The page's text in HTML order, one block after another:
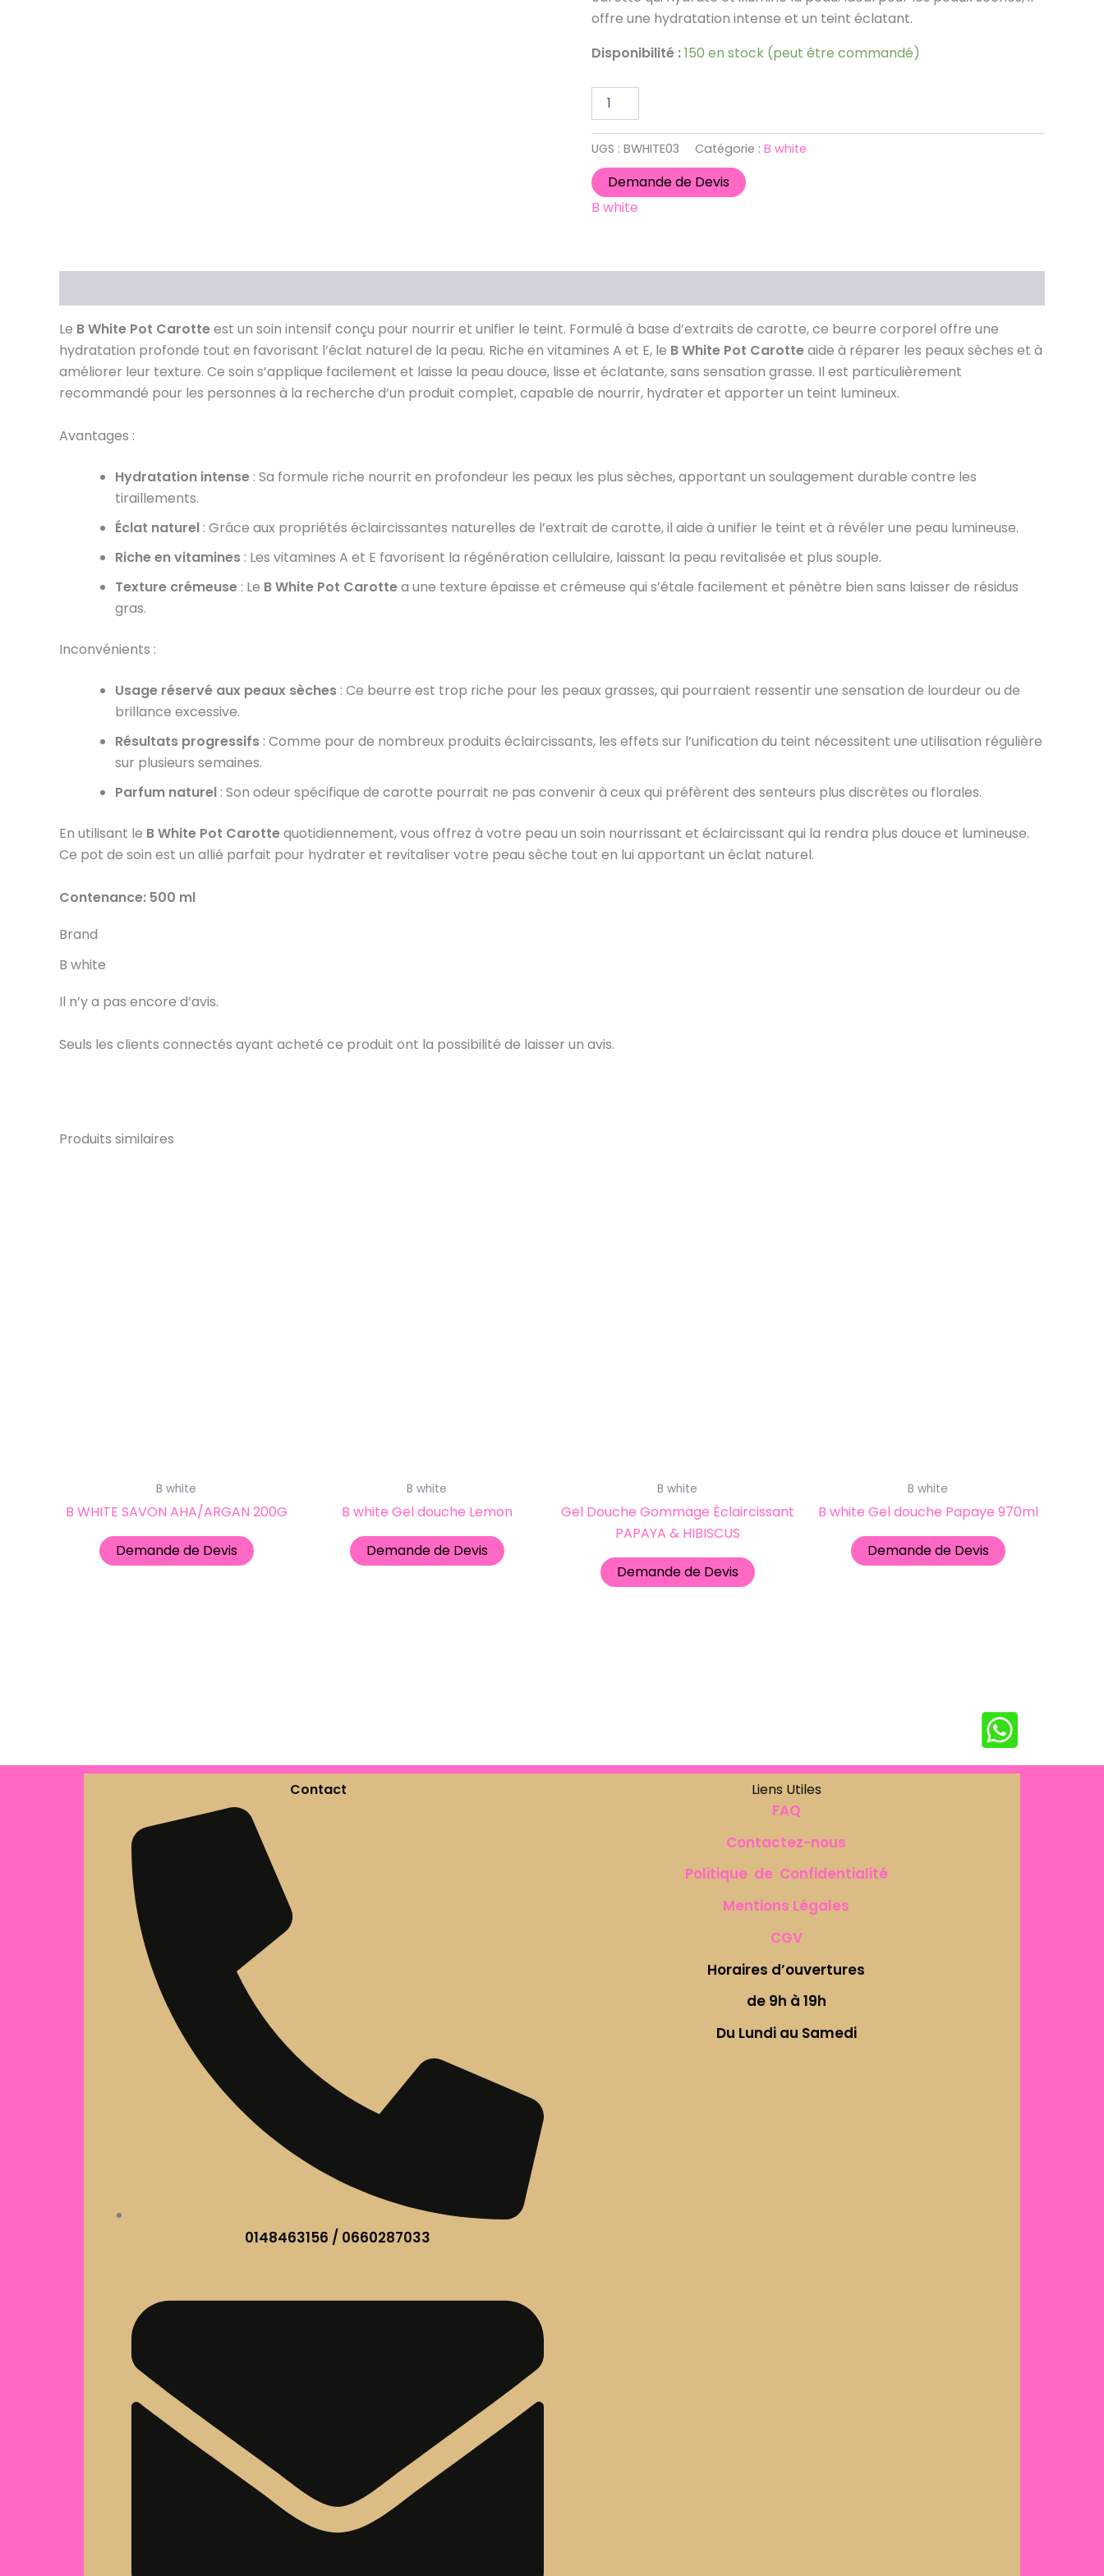
offre une hydratation intense et un teint éclatant.
Disponibilité :150 en stock (peut être commandé)
UGS : BWHITE03 Catégorie : B white
Demande de Devis
B white
Le B White Pot Carotteest un soin intensif conçu pour nourrir et unifier le teint. Formulé à base d’extraits de carotte, ce beurre corporel offre une
hydratation profonde tout en favorisant l’éclat naturel de la peau. Riche en vitamines A et E, le B White Pot Carotteaide à réparer les peaux sèches et à
améliorer leur texture. Ce soin s’applique facilement et laisse la peau douce, lisse et éclatante, sans sensation grasse. Il est particulièrement
recommandé pour les personnes à la recherche d’un produit complet, capable de nourrir, hydrater et apporter un teint lumineux.
Avantages :
Hydratation intense : Sa formule riche nourrit en profondeur les peaux les plus sèches, apportant un soulagement durable contre les
tiraillements.
Éclat naturel : Grâce aux propriétés éclaircissantes naturelles de l’extrait de carotte, il aide à unifier le teint et à révéler une peau lumineuse.
Riche en vitamines : Les vitamines A et E favorisent la régénération cellulaire, laissant la peau revitalisée et plus souple.
Texture crémeuse : Le B White Pot Carottea une texture épaisse et crémeuse qui s’étale facilement et pénètre bien sans laisser de résidus
gras.
Inconvénients :
Usage réservé aux peaux sèches : Ce beurre est trop riche pour les peaux grasses, qui pourraient ressentir une sensation de lourdeur ou de
brillance excessive.
Résultats progressifs : Comme pour de nombreux produits éclaircissants, les effets sur l’unification du teint nécessitent une utilisation régulière
sur plusieurs semaines.
Parfum naturel : Son odeur spécifique de carotte pourrait ne pas convenir à ceux qui préfèrent des senteurs plus discrètes ou florales.
En utilisant le B White Pot Carottequotidiennement, vous offrez à votre peau un soin nourrissant et éclaircissant qui la rendra plus douce et lumineuse.
Ce pot de soin est un allié parfait pour hydrater et revitaliser votre peau sèche tout en lui apportant un éclat naturel.
Contenance: 500 ml
Brand
B white
Il n’y a pas encore d’avis.
Seuls les clients connectés ayant acheté ce produit ont la possibilité de laisser un avis.
Produits similaires
B white
B WHITE SAVON AHA/ARGAN 200G
Demande de Devis
B white
B white Gel douche Lemon
Demande de Devis
B white
Gel Douche Gommage Éclaircissant
PAPAYA & HIBISCUS
Demande de Devis
B white
B white Gel douche Papaye 970ml
Demande de Devis
Contact
0148463156 / 0660287033
Liens Utiles
FAQ
Contactez-nous
Politique de Confidentialité
Mentions Légales
CGV
Horaires d’ouvertures
de 9h à 19h
Du Lundi au Samedi